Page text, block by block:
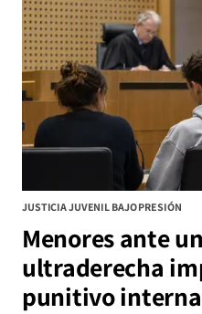
JUSTICIA JUVENIL BAJO PRESIÓN
Menores ante
ultraderecha
punitivo